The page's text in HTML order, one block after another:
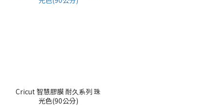
Cricut 智慧膠膜 耐久系列 珠
光色(90公分)